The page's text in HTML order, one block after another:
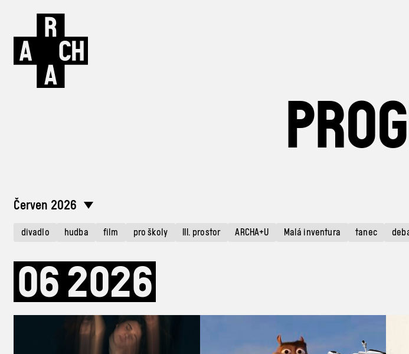
Červen 2026
divadlo hudba film pro školy III. prostor ARCHA+U Malá inventura tanec
062026